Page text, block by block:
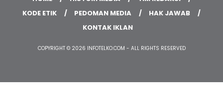
Infotelko.com
Ekbisindonesia.com